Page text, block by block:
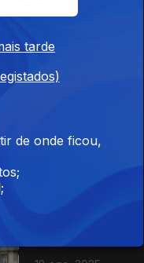
tarde
de onde ficou,